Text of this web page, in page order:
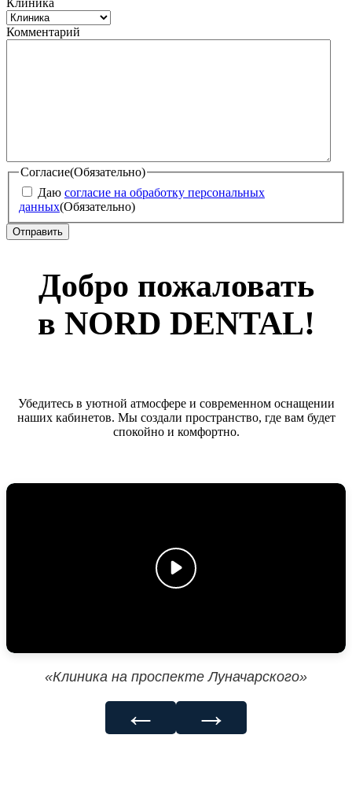
Клиника
Комментарий
Согласие(Обязательно)
Даю согласие на обработку персональных
данных(Обязательно)
Добро пожаловать
в NORD DENTAL!
Убедитесь в уютной атмосфере и современном оснащении
наших кабинетов. Мы создали пространство, где вам будет
спокойно и комфортно.
«Клиника на проспекте Луначарского»
← →